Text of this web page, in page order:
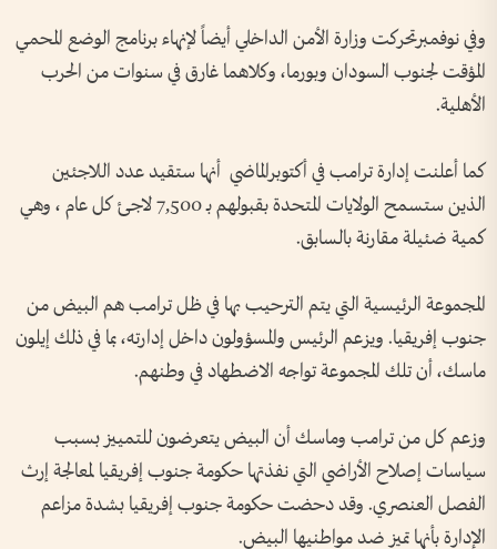
وفي نوفمبرتحركت وزارة الأمن الداخلي أيضاً لإنهاء برنامج الوضع المحمي
المؤقت لجنوب السودان وبورما، وكلاهما غارق في سنوات من الحرب
الأهلية.
كما أعلنت إدارة ترامب في أكتوبرالماضي أنها ستقيد عدد اللاجئين
الذين ستسمح الولايات المتحدة بقبولهم بـ 7,500 لاجئ كل عام ، وهي
كمية ضئيلة مقارنة بالسابق.
المجموعة الرئيسية التي يتم الترحيب بها في ظل ترامب هم البيض من
جنوب إفريقيا. ويزعم الرئيس والمسؤولون داخل إدارته، بما في ذلك إيلون
ماسك، أن تلك المجموعة تواجه الاضطهاد في وطنهم.
وزعم كل من ترامب وماسك أن البيض يتعرضون للتمييز بسبب
سياسات إصلاح الأراضي التي نفذتها حكومة جنوب إفريقيا لمعالجة إرث
الفصل العنصري. وقد دحضت حكومة جنوب إفريقيا بشدة مزاعم
الإدارة بأنها تميز ضد مواطنيها البيض.